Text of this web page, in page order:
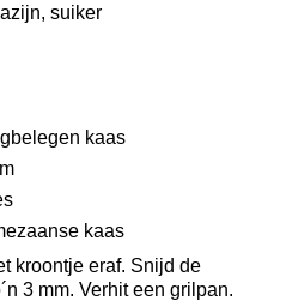
suiker
kaas
kaas
kroontje eraf. Snijd de
3 mm. Verhit een grilpan.